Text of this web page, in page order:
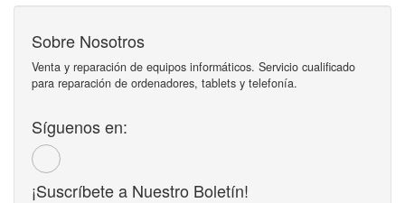
Sobre Nosotros
Venta y reparación de equipos informáticos. Servicio cualificado
para reparación de ordenadores, tablets y telefonía.
Síguenos en:
¡Suscríbete a Nuestro Boletín!